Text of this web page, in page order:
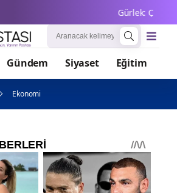
Gürlek: Çocuk
Gündem Siyaset Eğitim
Ekonomi